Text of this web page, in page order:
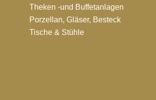
Theken -und Buffetanlagen
Porzellan, Gläser, Besteck
Tische & Stühle